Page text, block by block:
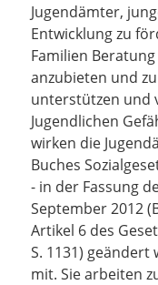
Jugendämter,
Entwicklung zu
Familien
anzubieten und
unterstützen und
Jugendlichen
wirken die
Buches
- in der Fassung
September 2012
Artikel 6 des
S. 1131)
mit. Sie arbeiten